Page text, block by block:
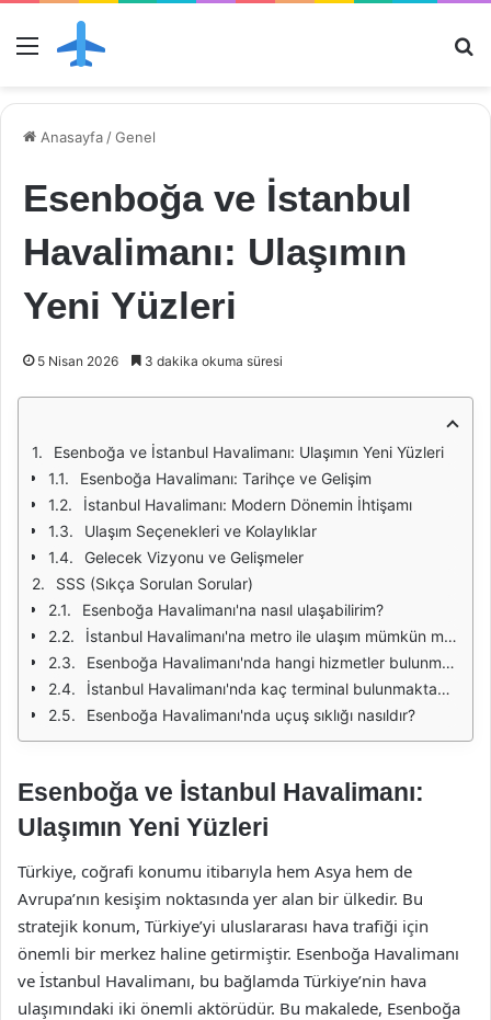
Menü
Anasayfa /Genel
Esenboğa ve İstanbul
Havalimanı: Ulaşımın
Yeni Yüzleri
5 Nisan 2026 3 dakika okuma süresi
Esenboğa ve İstanbul Havalimanı: Ulaşımın Yeni Yüzleri
Esenboğa Havalimanı: Tarihçe ve Gelişim
İstanbul Havalimanı: Modern Dönemin İhtişamı
Ulaşım Seçenekleri ve Kolaylıklar
Gelecek Vizyonu ve Gelişmeler
SSS (Sıkça Sorulan Sorular)
Esenboğa Havalimanı'na nasıl ulaşabilirim?
İstanbul Havalimanı'na metro ile ulaşım mümkün mü?
Esenboğa Havalimanı'nda hangi hizmetler bulunmaktadır?
İstanbul Havalimanı'nda kaç terminal bulunmaktadır?
Esenboğa Havalimanı'nda uçuş sıklığı nasıldır?
Esenboğa ve İstanbul Havalimanı:
Ulaşımın Yeni Yüzleri
Türkiye, coğrafi konumu itibarıyla hem Asya hem de
Avrupa’nın kesişim noktasında yer alan bir ülkedir. Bu
stratejik konum, Türkiye’yi uluslararası hava trafiği için
önemli bir merkez haline getirmiştir. Esenboğa Havalimanı
ve İstanbul Havalimanı, bu bağlamda Türkiye’nin hava
ulaşımındaki iki önemli aktörüdür. Bu makalede, Esenboğa